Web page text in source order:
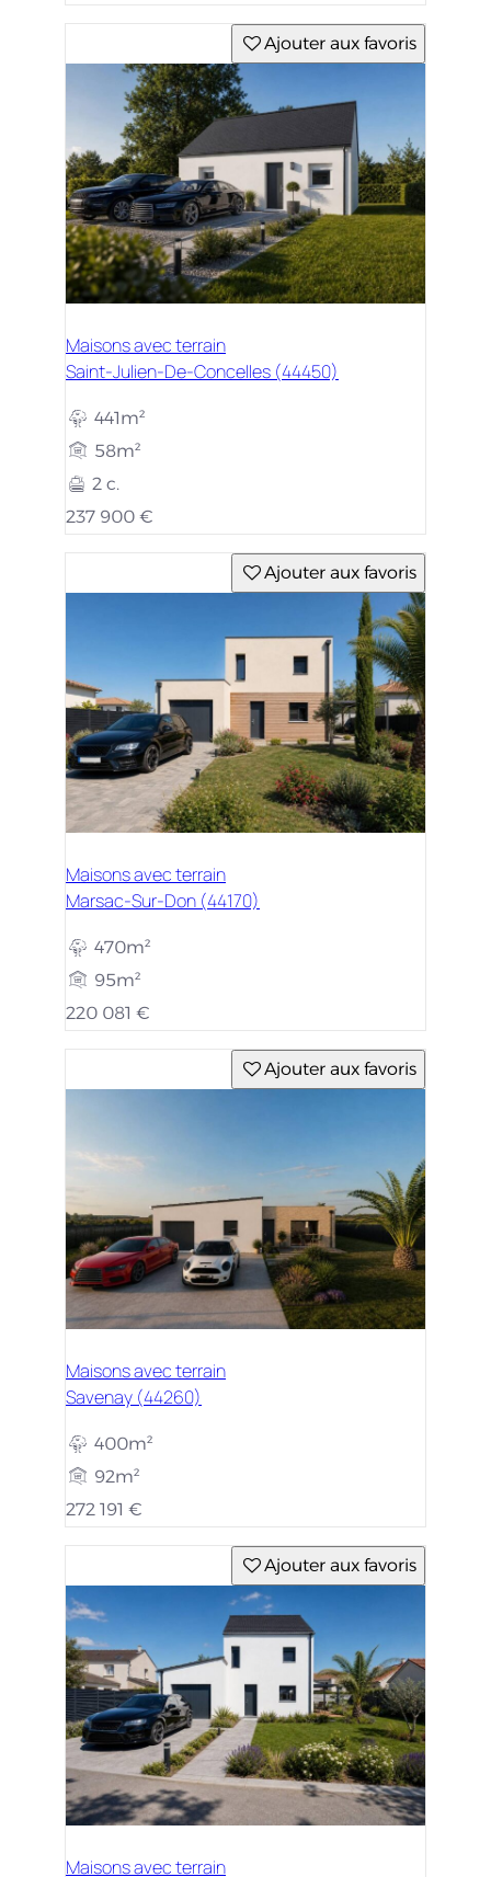
Ajouter aux favoris
Maisons avec terrain
Saint-Julien-De-Concelles (44450)
441m²
58m²
2 c.
237 900 €
Ajouter aux favoris
Maisons avec terrain
Marsac-Sur-Don (44170)
470m²
95m²
220 081 €
Ajouter aux favoris
Maisons avec terrain
Savenay (44260)
400m²
92m²
272 191 €
Ajouter aux favoris
Maisons avec terrain